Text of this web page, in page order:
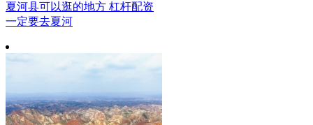
夏河县可以逛的地方 杠杆配资
一定要去夏河